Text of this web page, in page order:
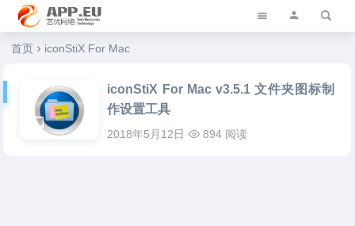
艺优软件乐园
首页 iconStiX For Mac
iconStiX For Mac v3.5.1 文件夹图标制
作设置工具
2018年5月12日 894 阅读